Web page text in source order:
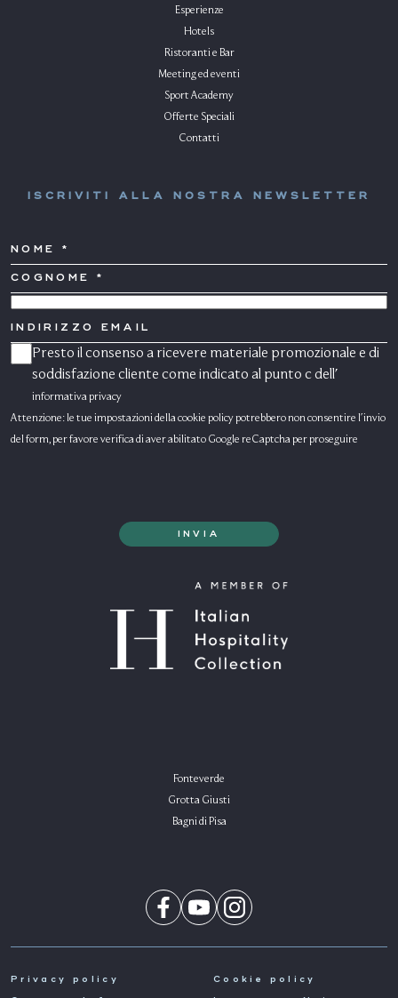
Fonteverde
Grotta Giusti
Bagni di Pisa
Esperienze
Hotels
Ristoranti e Bar
Meeting ed eventi
Sport Academy
Offerte Speciali
Contatti
ISCRIVITI ALLA NOSTRA NEWSLETTER
NOME
COGNOME
INDIRIZZO
CONSENSO
MARKETING
Presto il consenso a ricevere materiale promozionale e di
soddisfazione cliente come indicato al punto c dell'
informativa privacy
Attenzione: le tue impostazioni della cookie policy potrebbero non consentire l'invio
del form, per favore verifica di aver abilitato Google reCaptcha per proseguire
Privacy policy Cookie policy